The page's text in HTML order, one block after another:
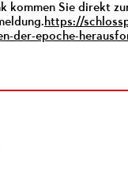
kommen Sie direkt
https://
der-epoche-